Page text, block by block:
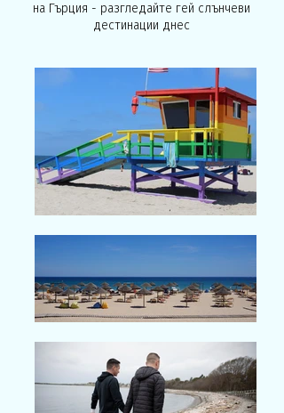
на Гърция - разгледайте гей слънчеви
дестинации днес